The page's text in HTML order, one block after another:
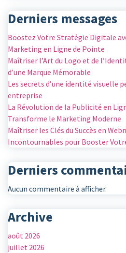
Derniers messages
Boostez Votre Stratégie Digitale
Marketing en Ligne de Pointe
Maîtriser l’Art du Logo et de
d’une Marque Mémorable
Les secrets d’une identité visuelle
entreprise
La Révolution de la Publicité en
Transforme le Marketing Moderne
Maîtriser les Clés du Succès en
Incontournables pour Booster
Derniers
Aucun commentaire à afficher.
Archive
août 2026
juillet 2026